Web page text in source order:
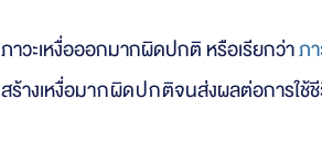
ภาวะเหงื่อออกมากผิดปกติ หรือเรียกว่าภ
สร้างเหงื่อมากผิดปกติจนส่งผลต่อการใช้